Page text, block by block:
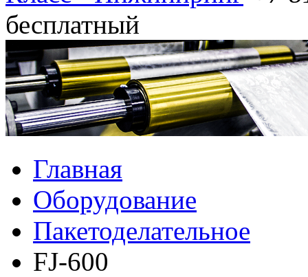
бесплатный
Главная
Оборудование
Пакетоделательное
FJ-600